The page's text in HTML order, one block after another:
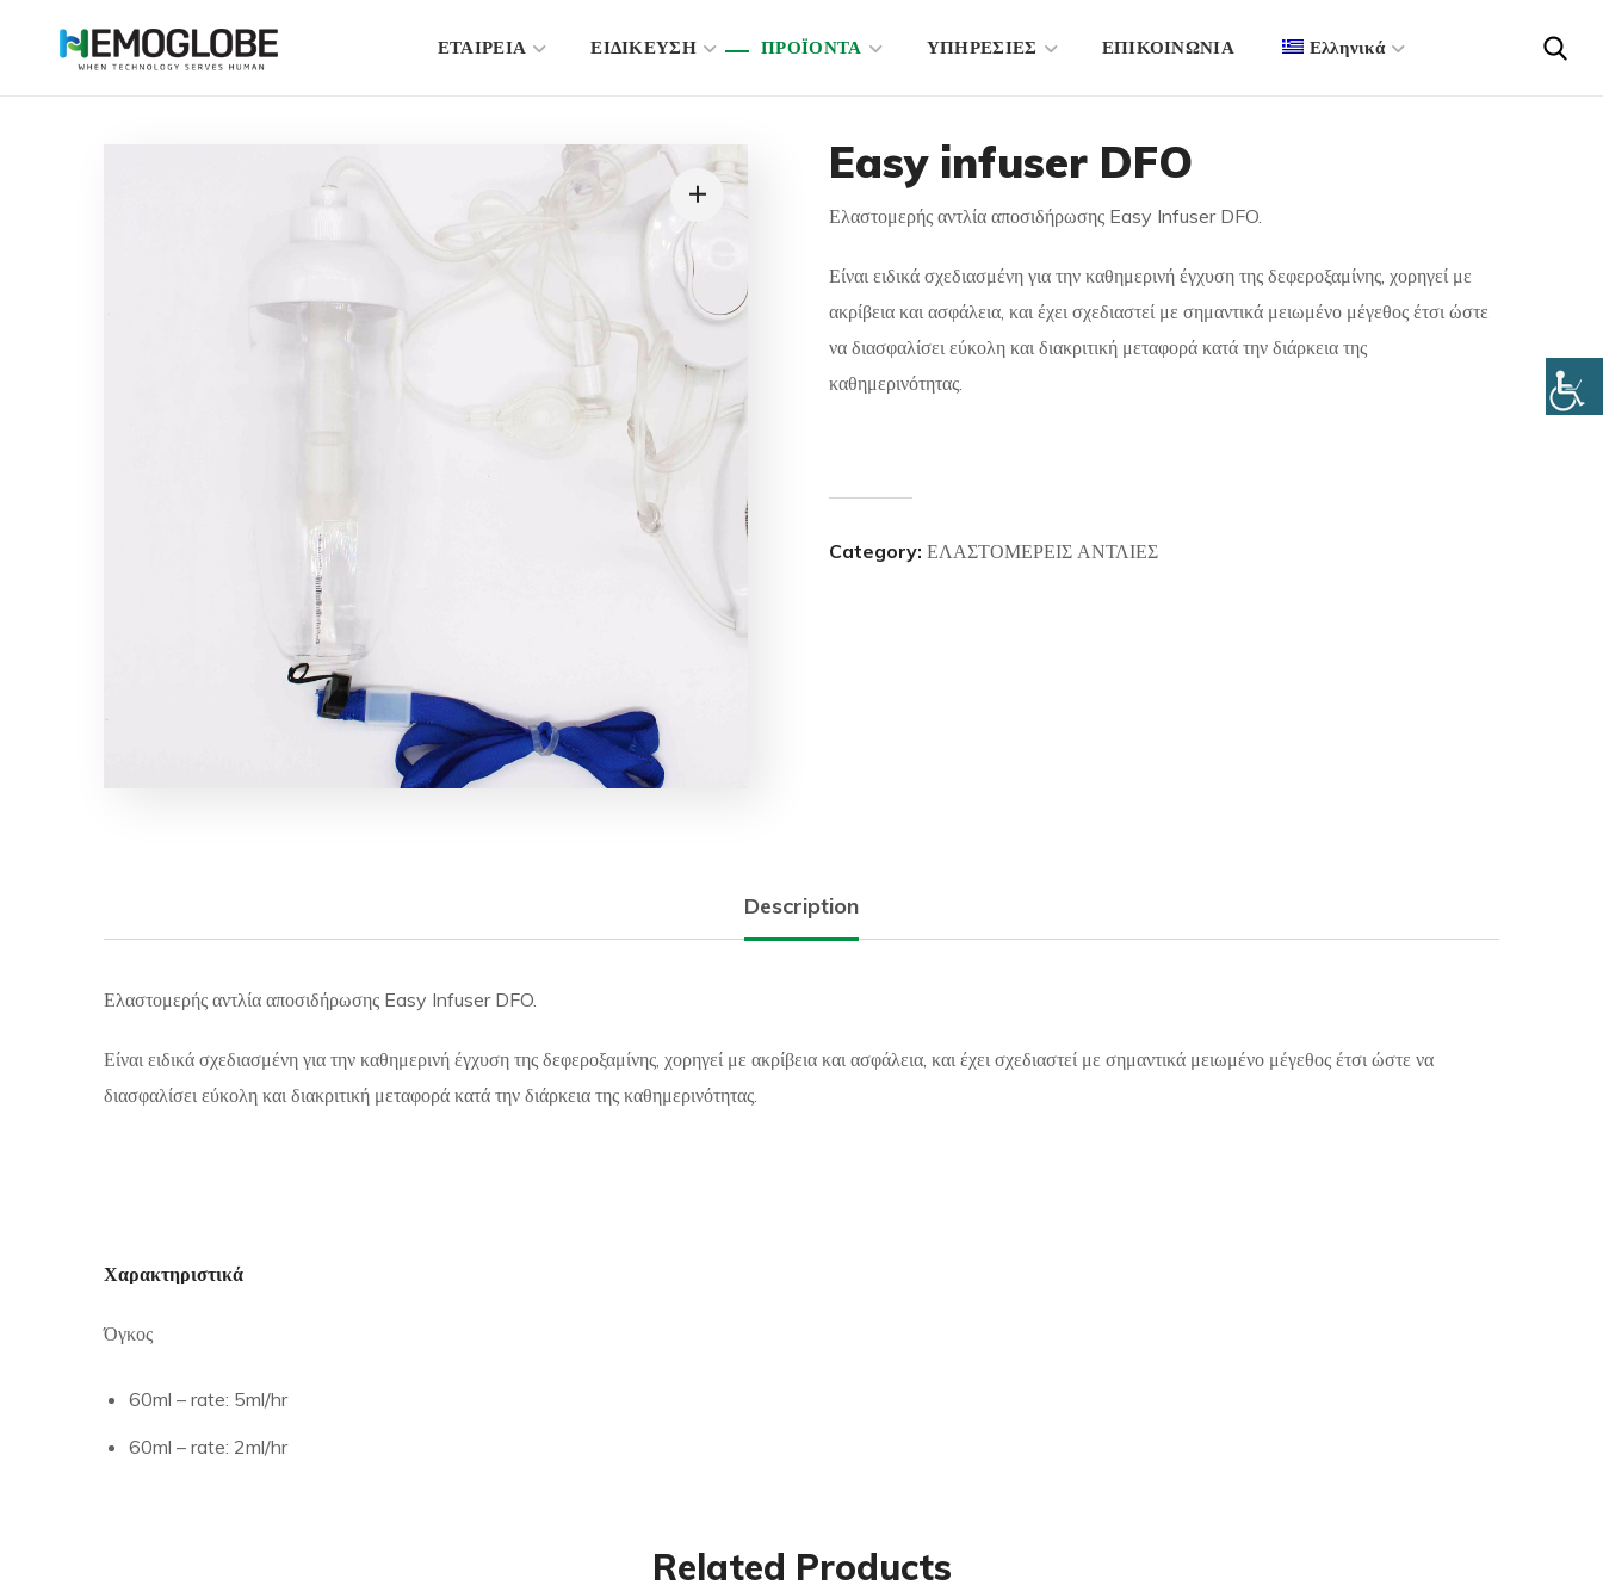
ΕΤΑΙΡΕΙΑ ΕΙΔΙΚΕΥΣΗ ΠΡΟΪΟΝΤΑ ΥΠΗΡΕΣΙΕΣ ΕΠΙΚΟΙΝΩΝΙΑ Ελληνικά
Easy infuser DFO
Ελαστομερής αντλία αποσιδήρωσης Easy Infuser DFO.
Είναι ειδικά σχεδιασμένη για την καθημερινή έγχυση της δεφεροξαμίνης, χορηγεί με
ακρίβεια και ασφάλεια, και έχει σχεδιαστεί με σημαντικά μειωμένο μέγεθος έτσι ώστε
να διασφαλίσει εύκολη και διακριτική μεταφορά κατά την διάρκεια της
καθημερινότητας.
Category:ΕΛΑΣΤΟΜΕΡΕΙΣ ΑΝΤΛΙΕΣ
Description
Ελαστομερής αντλία αποσιδήρωσης Easy Infuser DFO.
Είναι ειδικά σχεδιασμένη για την καθημερινή έγχυση της δεφεροξαμίνης, χορηγεί με ακρίβεια και ασφάλεια, και έχει σχεδιαστεί με σημαντικά μειωμένο μέγεθος έτσι ώστε να
διασφαλίσει εύκολη και διακριτική μεταφορά κατά την διάρκεια της καθημερινότητας.
Χαρακτηριστικά
Όγκος
60ml – rate: 5ml/hr
60ml – rate: 2ml/hr
Related Products